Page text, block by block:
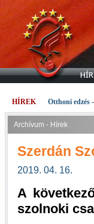
HÍREK Otthoni edzés
Archívum - Hírek
Szerdán
2019. 04. 16.
A
szolnoki